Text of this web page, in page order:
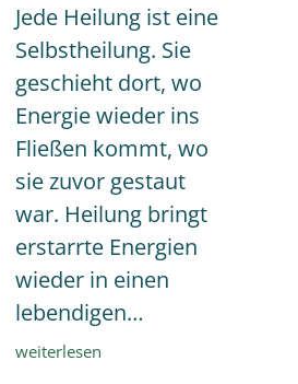
Jede Heilung ist eine
Selbstheilung. Sie
geschieht dort, wo
Energie wieder ins
Fließen kommt, wo
sie zuvor gestaut
war. Heilung bringt
erstarrte Energien
wieder in einen
lebendigen…
Was
weiterlesen
und
was
ist
sie
nicht?